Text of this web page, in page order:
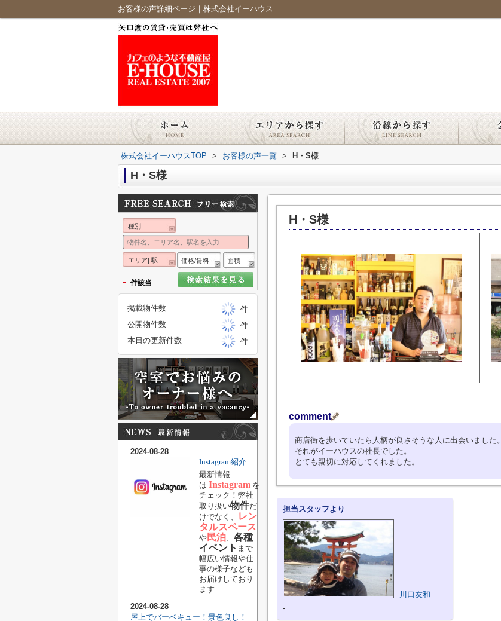
お客様の声詳細ページ｜株式会社イーハウス
株式会社イーハウスTOP > お客様の声一覧 > H・S様
H・S様
H・S様
comment
商店街を歩いていたら人柄が良さそうな人に出会いました。
それがイーハウスの社長でした。
とても親切に対応してくれました。
担当スタッフより
川口友和
-
種別
エリア| 駅 価格/賃料 面積
- 件該当
掲載物件数
件
公開物件数
件
本日の更新件数
件
2024-08-28
Instagram紹介
最新情報
は Instagram を
チェック！弊社
取り扱い物件だ
けでなく、
レン
タルスペース
や 民泊、 各種
イベント まで
幅広い情報や仕
事の様子なども
お届けしており
ます
2024-08-28
屋上でバーベキュー！景色良し！